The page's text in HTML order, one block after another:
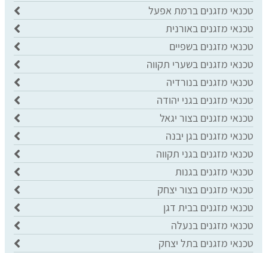
טכנאי מזגנים ברמת אפעל
טכנאי מזגנים באורנית
טכנאי מזגנים בשפיים
טכנאי מזגנים בשערי תקווה
טכנאי מזגנים בנורדיה
טכנאי מזגנים בגני יהודה
טכנאי מזגנים בצור יגאל
טכנאי מזגנים בגן יבנה
טכנאי מזגנים בגני תקווה
טכנאי מזגנים בגנות
טכנאי מזגנים בצור יצחק
טכנאי מזגנים בבית דגן
טכנאי מזגנים בנעלה
טכנאי מזגנים בתל יצחק